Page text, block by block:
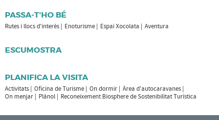
PASSA-T'HO BÉ
Rutes i llocs d'interès Enoturisme Espai Xocolata Aventura
ESCUMOSTRA
PLANIFICA LA VISITA
Activitats Oficina de Turisme On dormir
Àrea d'autocaravanes
On menjar
Plànol Reconeixement Biosphere de Sostenibilitat Turística